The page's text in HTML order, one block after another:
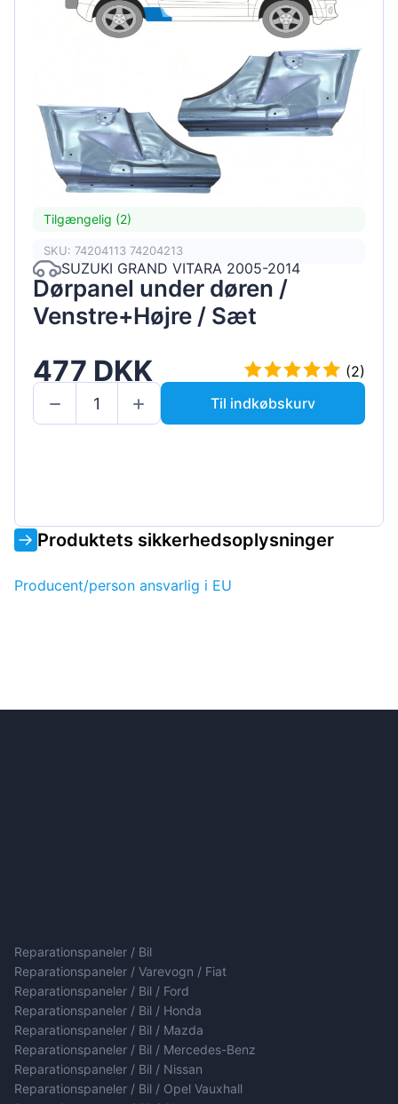
Tilgængelig (2)
SKU: 74204113 74204213
SUZUKI GRAND VITARA 2005-2014
Dørpanel under døren /
Venstre+Højre / Sæt
477 DKK
(2)
Til indkøbskurv
Produktets sikkerhedsoplysninger
Producent/person ansvarlig i EU
Reparationspaneler / Bil
Reparationspaneler / Varevogn / Fiat
Reparationspaneler / Bil / Ford
Reparationspaneler / Bil / Honda
Reparationspaneler / Bil / Mazda
Reparationspaneler / Bil / Mercedes-Benz
Reparationspaneler / Bil / Nissan
Reparationspaneler / Bil / Opel Vauxhall